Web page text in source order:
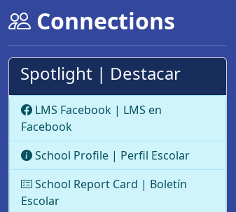
Connections
Spotlight | Destacar
LMS Facebook | LMS en
Facebook
School Profile | Perfil Escolar
School Report Card | Boletín
Escolar